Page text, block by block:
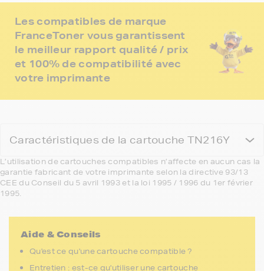
Les compatibles de marque
FranceToner vous garantissent
le meilleur rapport qualité / prix
et 100% de compatibilité avec
votre imprimante
Caractéristiques de la cartouche TN216Y
L’utilisation de cartouches compatibles n’affecte en aucun cas la
garantie fabricant de votre imprimante selon la directive 93/13
CEE du Conseil du 5 avril 1993 et la loi 1995 / 1996 du 1er février
1995.
Aide & Conseils
Qu'est ce qu'une cartouche compatible ?
Entretien : est-ce qu'utiliser une cartouche